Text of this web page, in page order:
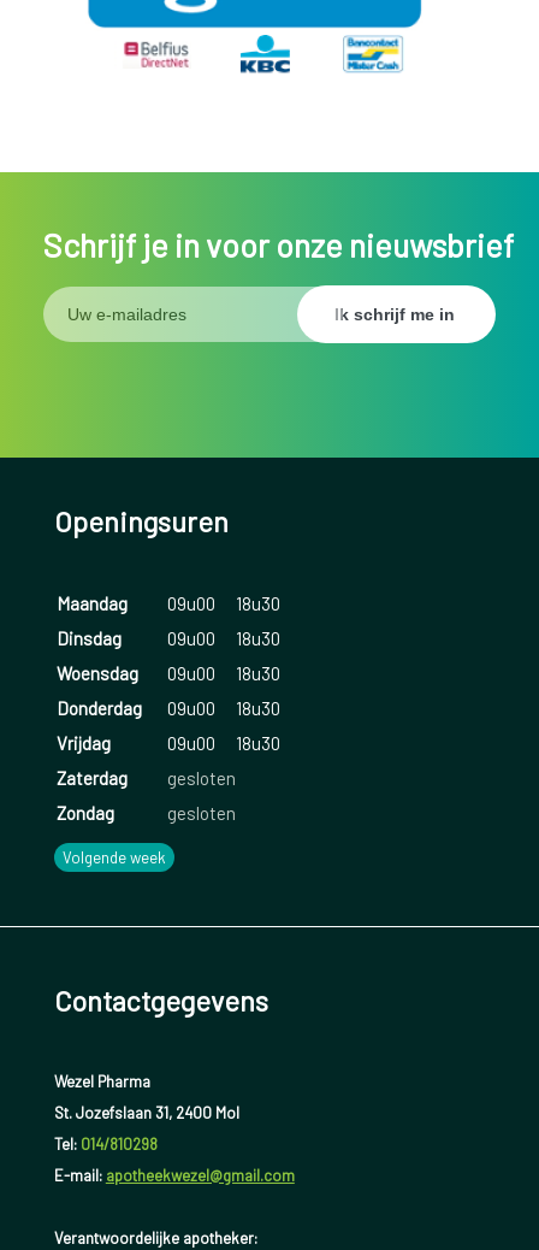
Schrijf je in voor onze nieuwsbrief
Openingsuren
Maandag 09u00
18u30
Dinsdag
09u00
18u30
Woensdag
09u00
18u30
Donderdag
09u00
18u30
Vrijdag
09u00
18u30
Zaterdag
gesloten
Zondag
gesloten
Volgende week
Contactgegevens
Wezel Pharma
St. Jozefslaan 31, 2400 Mol
Tel: 014/810298
E-mail: apotheekwezel@gmail.com
Verantwoordelijke apotheker: